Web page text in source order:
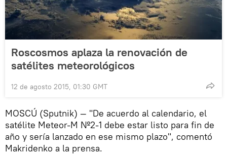
Roscosmos aplaza la renovación de
satélites meteorológicos
12 de agosto 2015, 01:30 GMT
MOSCÚ (Sputnik) — "De acuerdo al calendario, el
satélite Meteor-M №2-1 debe estar listo para fin de
año y sería lanzado en ese mismo plazo", comentó
Makridenko a la prensa.